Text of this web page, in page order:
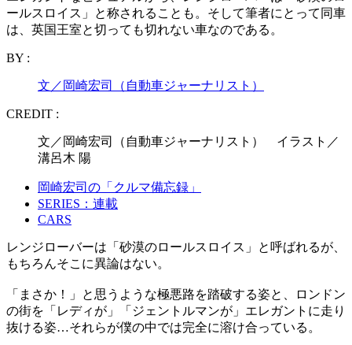
ールスロイス」と称されることも。そして筆者にとって同車
は、英国王室と切っても切れない車なのである。
BY :
文／岡崎宏司（自動車ジャーナリスト）
CREDIT :
文／岡崎宏司（自動車ジャーナリスト） イラスト／
溝呂木 陽
岡崎宏司の「クルマ備忘録」
SERIES：連載
CARS
レンジローバーは「砂漠のロールスロイス」と呼ばれるが、
もちろんそこに異論はない。
「まさか！」と思うような極悪路を踏破する姿と、ロンドン
の街を「レディが」「ジェントルマンが」エレガントに走り
抜ける姿…それらが僕の中では完全に溶け合っている。